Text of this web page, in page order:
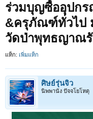
ร่วมบุญซื้ออุปก
&ครุภัณฑ์ทั่วไป
วัดป่าพุทธญาณ
แท็ก: เพิ่มแท็ก
ศิษย์รุ่นจิ๋ว
นิพพานัง ปัจจโยโหตุ